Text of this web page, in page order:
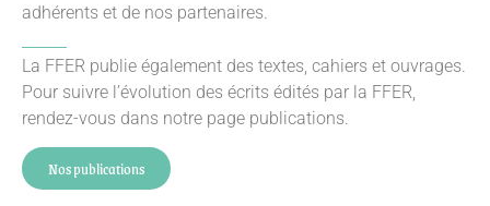
adhérents et de nos partenaires.
La FFER publie également des textes, cahiers et ouvrages.
Pour suivre l’évolution des écrits édités par la FFER,
rendez-vous dans notre page publications.
Nos publications